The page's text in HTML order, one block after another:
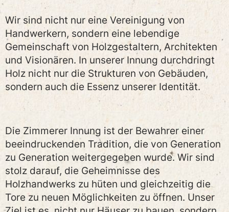
Wir sind nicht nur eine Vereinigung von
Handwerkern, sondern eine lebendige
Gemeinschaft von Holzgestaltern, Architekten
und Visionären. In unserer Innung durchdringt
Holz nicht nur die Strukturen von Gebäuden,
sondern auch die Essenz unserer Identität.
Die Zimmerer Innung ist der Bewahrer einer
beeindruckenden Tradition, die von Generation
zu Generation weitergegeben wurde. Wir sind
stolz darauf, die Geheimnisse des
Holzhandwerks zu hüten und gleichzeitig die
Tore zu neuen Möglichkeiten zu öffnen. Unser